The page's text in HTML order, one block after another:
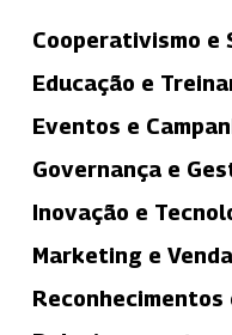
Cooperativismo e
Educação e
Eventos e
Governança e
Inovação e
Marketing e
Reconhecimentos